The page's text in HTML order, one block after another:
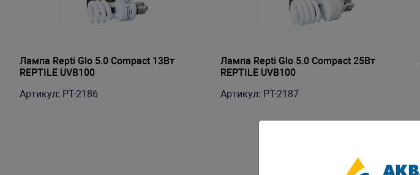
Лампа Repti Glo 5.0 Compact 13Вт
REPTILE UVB100
Артикул: PT-2186
Лампа Repti Glo 5.0 Compact 25Вт
REPTILE UVB100
Артикул: PT-2187